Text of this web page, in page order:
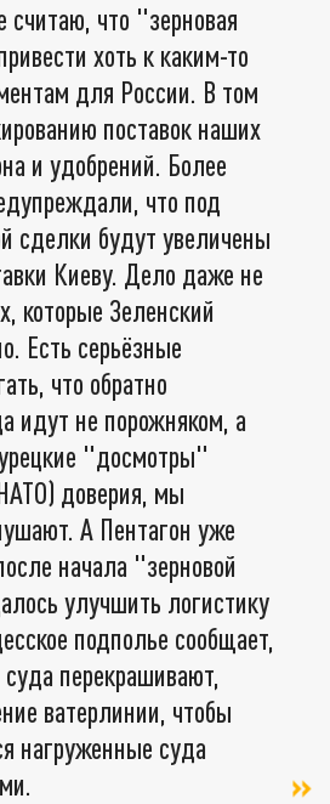
считаю, что "зерновая
хоть к каким-то
для России. В том
поставок наших
и удобрений. Более
что под
сделки будут увеличены
Киеву. Дело даже не
которые Зеленский
Есть серьёзные
что обратно
идут не порожняком, а
"досмотры"
доверия, мы
А Пентагон уже
начала "зерновой
улучшить логистику
подполье сообщает,
перекрашивают,
ватерлинии, чтобы
нагруженные суда